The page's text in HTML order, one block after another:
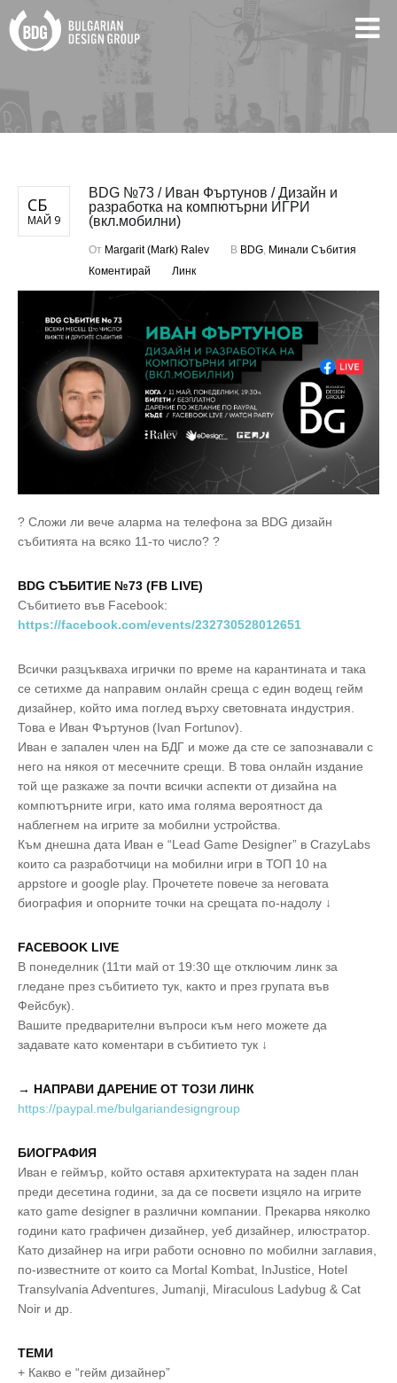
СБ
МАЙ 9
BDG №73 / Иван Фъртунов / Дизайн и
разработка на компютърни ИГРИ
(вкл.мобилни)
От Margarit (Mark) Ralev В BDG, Минали Събития
Коментирай
Линк
? Сложи ли вече аларма на телефона за BDG дизайн
събитията на всяко 11-то число? ?
BDG СЪБИТИЕ №73 (FB LIVE)
Събитието във Facebook:
https://facebook.com/events/232730528012651
Всички разцъкваха игрички по време на карантината и така
се сетихме да направим онлайн среща с един водещ гейм
дизайнер, който има поглед върху световната индустрия.
Това е Иван Фъртунов (Ivan Fortunov).
Иван е запален член на БДГ и може да сте се запознавали с
него на някоя от месечните срещи. В това онлайн издание
той ще разкаже за почти всички аспекти от дизайна на
компютърните игри, като има голяма вероятност да
наблегнем на игрите за мобилни устройства.
Към днешна дата Иван е “Lead Game Designer” в CrazyLabs
които са разработчици на мобилни игри в ТОП 10 на
appstore и google play. Прочетете повече за неговата
биография и опорните точки на срещата по-надолу ↓
FACEBOOK LIVE
В понеделник (11ти май от 19:30 ще отключим линк за
гледане през събитието тук, както и през групата във
Фейсбук).
Вашите предварителни въпроси към него можете да
задавате като коментари в събитието тук ↓
→ НАПРАВИ ДАРЕНИЕ ОТ ТОЗИ ЛИНК
https://paypal.me/bulgariandesigngroup
БИОГРАФИЯ
Иван е геймър, който оставя архитектурата на заден план
преди десетина години, за да се посвети изцяло на игрите
като game designer в различни компании. Прекарва няколко
години като графичен дизайнер, уеб дизайнер, илюстратор.
Като дизайнер на игри работи основно по мобилни заглавия,
по-известните от които са Mortal Kombat, InJustice, Hotel
Transylvania Adventures, Jumanji, Miraculous Ladybug & Cat
Noir и др.
ТЕМИ
+ Какво е “гейм дизайнер”